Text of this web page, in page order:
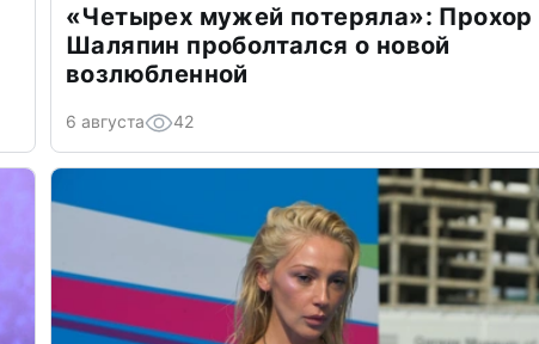
«Четырех мужей потеряла»: Прохор
Шаляпин проболтался о новой
возлюбленной
6 августа 42